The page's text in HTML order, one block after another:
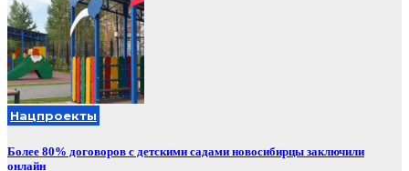
Нацпроекты
Более 80% договоров с детскими садами новосибирцы заключили
онлайн